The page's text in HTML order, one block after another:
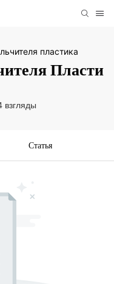
пластика
Пласти
взгляды
Статья